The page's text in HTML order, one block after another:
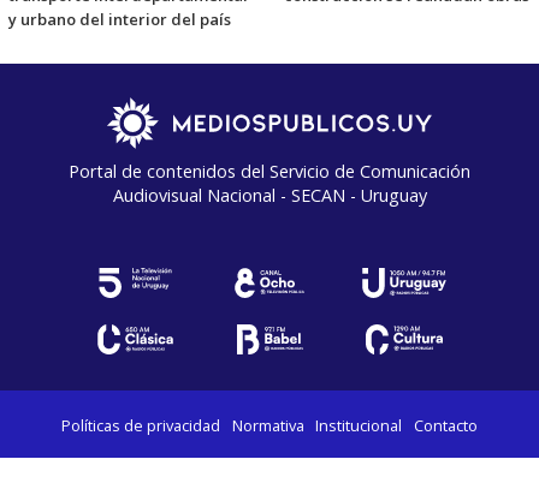
y urbano del interior del país
Portal de contenidos del Servicio de Comunicación
Audiovisual Nacional - SECAN - Uruguay
Políticas de privacidad Normativa Institucional Contacto